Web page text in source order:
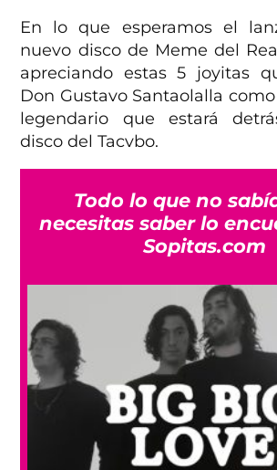
En lo que esperamos el
nuevo disco de Meme del
apreciando estas 5 joyitas
Don Gustavo Santaolalla
legendario que estará
disco del Tacvbo.
Todo lo que no
necesitas saber lo
Sopitas.com